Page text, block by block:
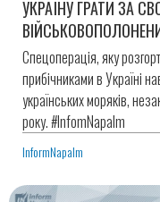
УКРАЇНУ ГРАТИ ЗА
Спецоперація, яку
прибічниками в Україні
українських моряків,
року. #InfomNapalm
InformNapalm